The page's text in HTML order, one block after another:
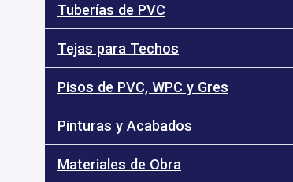
Tuberías de PVC
Tejas para Techos
Pisos de PVC, WPC y Gres
Pinturas y Acabados
Materiales de Obra
Inicio
Nosotros
Tienda
Blog
Soluciones